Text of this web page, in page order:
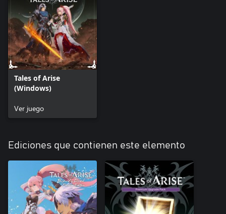
*Este contenido estará disponible en el juego tras canjearlo de la
lista de DLC no canjeado del juego.
*Los títulos se otorgan a los personajes cuando reciben su
atuendo correspondiente. Los títulos te permiten aprender artes
especiales del panel de habilidades.
*Puedes escuchar la música de batalla y configurar cuáles quieres
usar en la Configuración.
Tales of Arise
(Windows)
Ver juego
Ediciones que contienen este elemento